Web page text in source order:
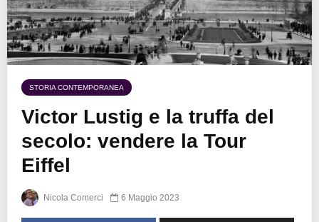
STORIA CONTEMPORANEA
Victor Lustig e la truffa del
secolo: vendere la Tour
Eiffel
Nicola Comerci 6 Maggio 2023